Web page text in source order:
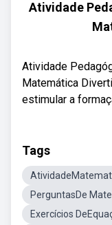
Atividade
Atividade
Matemática
estimular a
Tags
PerguntasDe
Exercícios